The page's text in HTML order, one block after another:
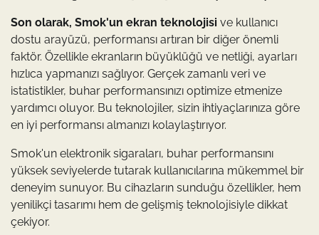
Son olarak, Smok'un ekran teknolojisi ve kullanıcı
dostu arayüzü, performansı artıran bir diğer önemli
faktör. Özellikle ekranların büyüklüğü ve netliği, ayarları
hızlıca yapmanızı sağlıyor. Gerçek zamanlı veri ve
istatistikler, buhar performansınızı optimize etmenize
yardımcı oluyor. Bu teknolojiler, sizin ihtiyaçlarınıza göre
en iyi performansı almanızı kolaylaştırıyor.
Smok'un elektronik sigaraları, buhar performansını
yüksek seviyelerde tutarak kullanıcılarına mükemmel bir
deneyim sunuyor. Bu cihazların sunduğu özellikler, hem
yenilikçi tasarımı hem de gelişmiş teknolojisiyle dikkat
çekiyor.